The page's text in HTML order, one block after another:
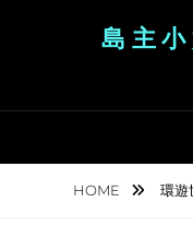
島主
HOME 環遊